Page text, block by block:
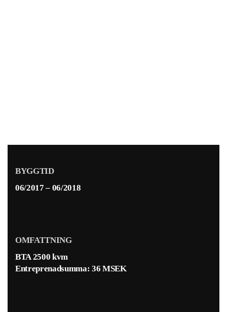
BYGGTID
06/2017 – 06/2018
OMFATTNING
BTA 2500 kvm
Entreprenadsumma: 36 MSEK